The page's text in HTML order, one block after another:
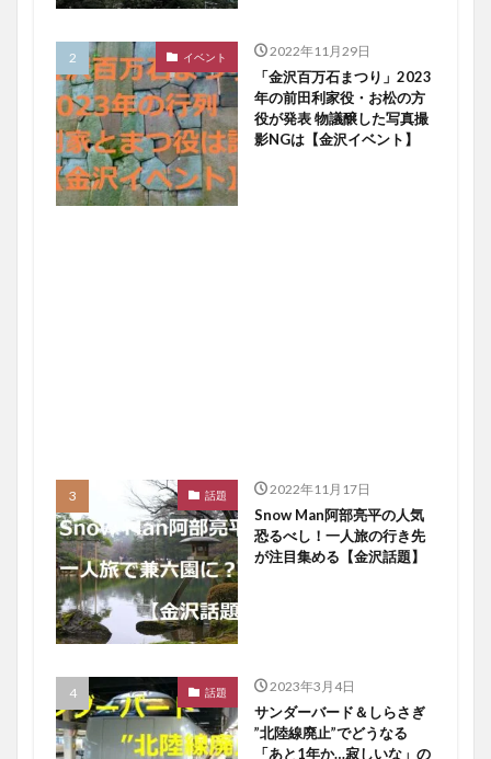
イベント 2022年11月29日
「金沢百万石まつり」2023
年の前田利家役・お松の方
役が発表 物議醸した写真撮
影NGは【金沢イベント】
話題 2022年11月17日
Snow Man阿部亮平の人気
恐るべし！一人旅の行き先
が注目集める【金沢話題】
話題 2023年3月4日
サンダーバード＆しらさぎ
”北陸線廃止”でどうなる
「あと1年か…寂しいな」の